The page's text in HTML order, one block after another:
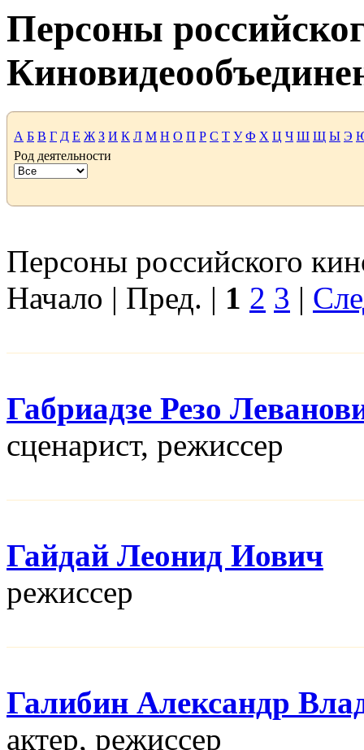
Персоны
А Б В Г Д Е Ж З И К Л М Н О П Р С Т У Ф Х Ц Ч Ш Щ Ы Э
Род деятельности
Персоны российского
Начало | Пред. | 1 2 3 |
Габриадзе Резо
сценарист, режисcер
Гайдай Леонид Иович
режисcер
Галибин Александр
актер, режисcер